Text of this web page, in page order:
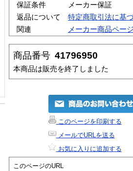
保証条件
メーカー保証
返品について
特定商取引法に基
関連
メーカー商品ペー
商品番号 41796950
本商品は販売を終了しました
このページを印刷する
メールでURLを送る
お気に入りに追加する
このページのURL